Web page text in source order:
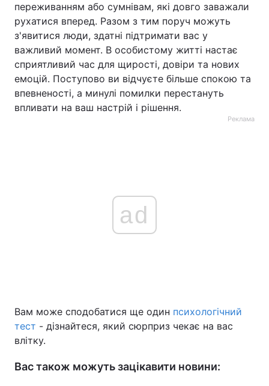
переживанням або сумнівам, які довго заважали
рухатися вперед. Разом з тим поруч можуть
з'явитися люди, здатні підтримати вас у
важливий момент. В особистому житті настає
сприятливий час для щирості, довіри та нових
емоцій. Поступово ви відчуєте більше спокою та
впевненості, а минулі помилки перестануть
впливати на ваш настрій і рішення.
Реклама
ad
Вам може сподобатися ще один психологічний
тест - дізнайтеся, який сюрприз чекає на вас
влітку.
Вас також можуть зацікавити новини: